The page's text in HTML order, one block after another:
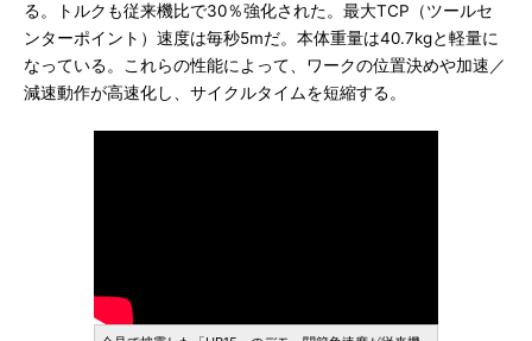
る。トルクも従来機比で30％強化された。最大TCP（ツールセ
ンターポイント）速度は毎秒5mだ。本体重量は40.7kgと軽量に
なっている。これらの性能によって、ワークの位置決めや加速／
減速動作が高速化し、サイクルタイムを短縮する。